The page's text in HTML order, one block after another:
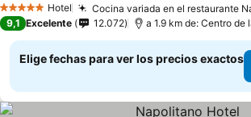
5 Estrellas Hotel Cocina variada en el restaurante
9,1 Excelente 12.072 a 1.9 km de: Centro de
Elige fechas para ver los precios exactos